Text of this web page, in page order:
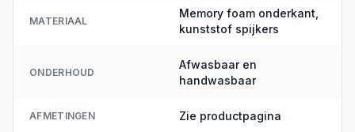
MATERIAAL
Memory foam onderkant,
kunststof spijkers
ONDERHOUD
Afwasbaar en
handwasbaar
AFMETINGEN Zie productpagina